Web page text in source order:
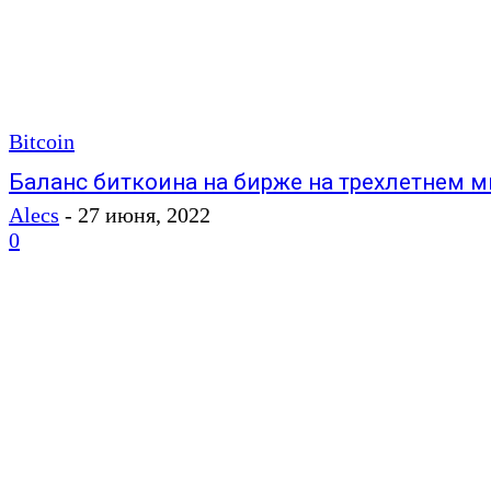
Bitcoin
Баланс биткоина на бирже на трехлетнем
Alecs - 27 июня, 2022
0